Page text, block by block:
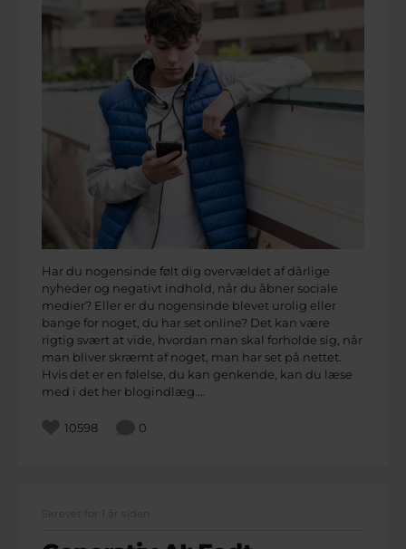
Har du nogensinde følt dig overvældet af dårlige
nyheder og negativt indhold, når du åbner sociale
medier? Eller er du nogensinde blevet urolig eller
bange for noget, du har set online? Det kan være
rigtig svært at vide, hvordan man skal forholde sig, når
man bliver skræmt af noget, man har set på nettet.
Hvis det er en følelse, du kan genkende, kan du læse
med i det her blogindlæg....
10598 0
Skrevet for 1 år siden